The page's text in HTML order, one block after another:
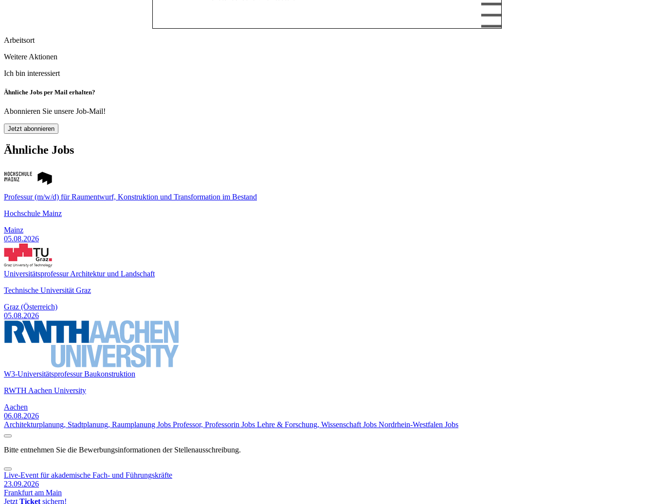
Arbeitsort
Weitere Aktionen
Ich bin interessiert
Ähnliche Jobs per Mail erhalten?
Abonnieren Sie unsere Job-Mail!
Jetzt abonnieren
Ähnliche Jobs
Professur (m/w/d) für Raumentwurf, Konstruktion und Transformation im Bestand
Hochschule Mainz
Mainz
05.08.2026
Universitätsprofessur Architektur und Landschaft
Technische Universität Graz
Graz (Österreich)
05.08.2026
W3-Universitätsprofessur Baukonstruktion
RWTH Aachen University
Aachen
06.08.2026
Architekturplanung, Stadtplanung, Raumplanung Jobs Professor, Professorin Jobs Lehre & Forschung, Wissenschaft Jobs Nordrhein-Westfalen Jobs
Bitte entnehmen Sie die Bewerbungsinformationen der Stellenausschreibung.
Live-Event für akademische Fach- und Führungskräfte
23.09.2026
Frankfurt am Main
Jetzt Ticket sichern!